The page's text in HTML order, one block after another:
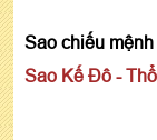
Sao chiếu
Sao Kế Đô -